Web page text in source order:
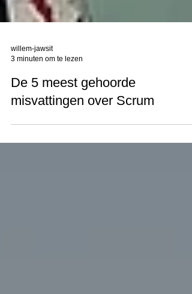
3 minuten om te lezen
De 5 meest gehoorde
misvattingen over Scrum